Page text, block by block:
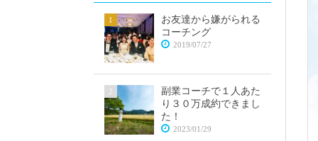
お友達から嫌がられる
コーチング
2019/07/27
副業コーチで１人あた
り３０万成約できまし
た！
2023/01/29